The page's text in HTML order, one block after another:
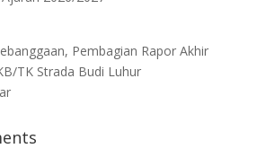
Pembagian Rapor Akhir
TK Strada Budi Luhur